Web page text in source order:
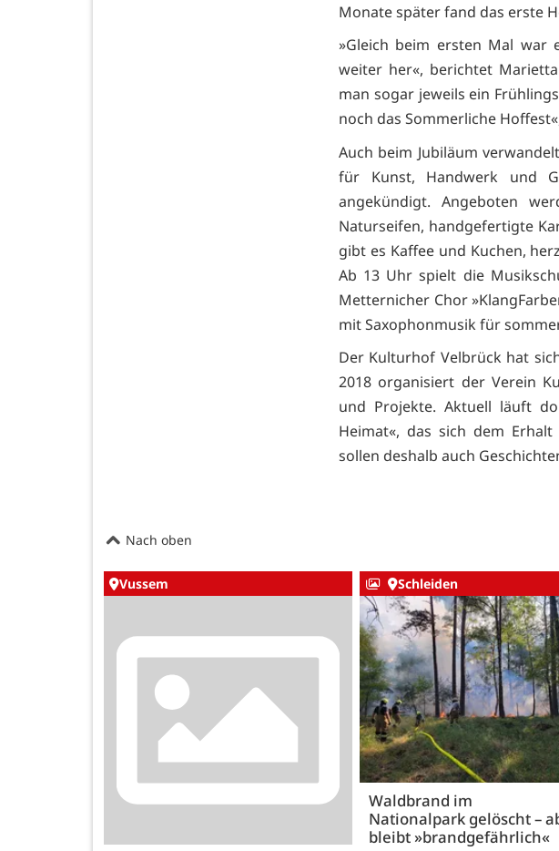
Monate später fand das erste
»Gleich beim ersten Mal war
weiter her«, berichtet
man sogar jeweils ein
noch das Sommerliche
Auch beim Jubiläum
für Kunst, Handwerk und
angekündigt. Angeboten
Naturseifen, handgefertigte
gibt es Kaffee und Kuchen,
Ab 13 Uhr spielt die
Metternicher Chor
mit Saxophonmusik für
Der Kulturhof Velbrück hat
2018 organisiert der Verein
und Projekte. Aktuell läuft
Heimat«, das sich dem
sollen deshalb auch
Nach oben
Vussem Schleiden
Waldbrand im
Nationalpark gelöscht –
bleibt »brandgefährlich«